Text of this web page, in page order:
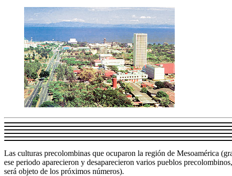
Las culturas precolombinas que ocuparon la región de Mesoamérica
ese periodo aparecieron y desaparecieron varios pueblos
será objeto de los próximos números).